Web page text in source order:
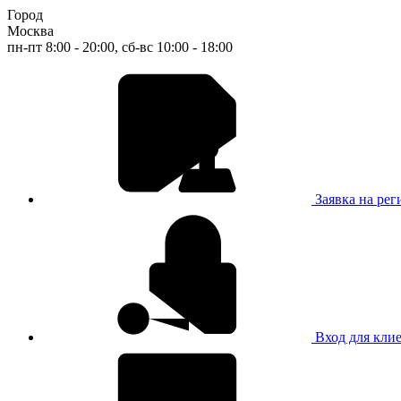
Город
Москва
пн-пт 8:00 - 20:00, сб-вс 10:00 - 18:00
Заявка на
Вход для